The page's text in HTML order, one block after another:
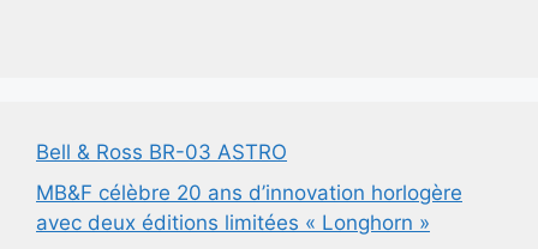
Bell & Ross BR-03 ASTRO
MB&F célèbre 20 ans d’innovation horlogère
avec deux éditions limitées « Longhorn »